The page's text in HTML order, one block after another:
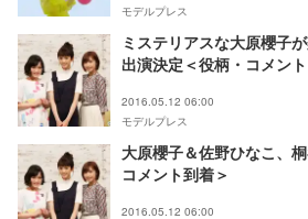
モデルプレス
ミステリアスな大原櫻子
出演決定＜役柄・コメント
2016.05.12 06:00
モデルプレス
大原櫻子＆佐野ひなこ、
コメント到着＞
2016.05.12 06:00